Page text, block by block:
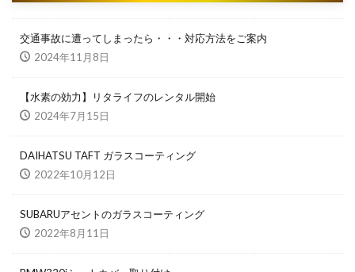
交通事故に遭ってしまったら・・・対応方法をご案内
2024年11月8日
【水素の効力】リタライフのレンタル開始
2024年7月15日
DAIHATSU TAFT ガラスコーティング
2022年10月12日
SUBARUアセントのガラスコーティング
2022年8月11日